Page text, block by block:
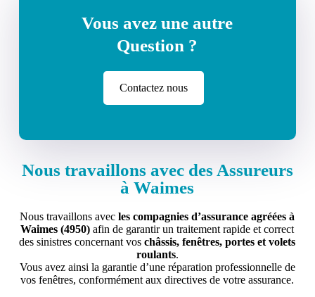
Vous avez une autre
Question ?
Contactez nous
Nous travaillons avec des Assureurs
à Waimes
Nous travaillons avec les compagnies d’assurance agréées à
Waimes (4950)afin de garantir un traitement rapide et correct
des sinistres concernant voschâssis, fenêtres, portes et volets
roulants.
Vous avez ainsi la garantie d’une réparation professionnelle de
vos fenêtres, conformément aux directives de votre assurance.